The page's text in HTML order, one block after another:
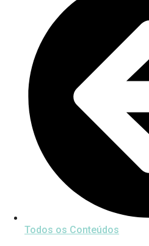
Todos os Conteúdos